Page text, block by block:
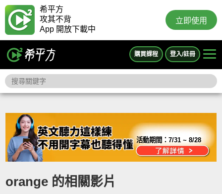
希平方
攻其不背
App 開放下載中
立即使用
購買課程 登入/註冊
活動期間：7/31 ~ 8/28
orange 的相關影片